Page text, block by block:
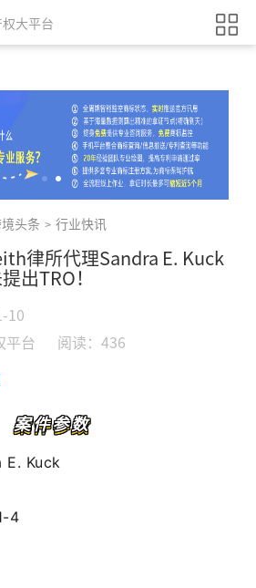
大平台
头条 > 行业快讯
律所代理Sandra E. Kuck
出TRO！
10
平台
阅读：436
案件参数
E. Kuck
4